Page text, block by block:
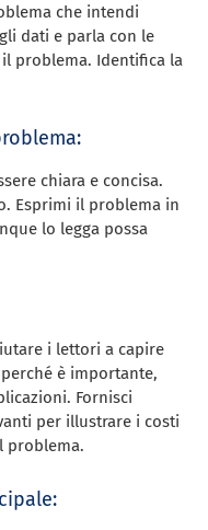
che intendi
dati e parla con le
problema. Identifica la
chiara e concisa.
Esprimi il problema in
lo legga possa
i lettori a capire
è importante,
Fornisci
per illustrare i costi
problema.